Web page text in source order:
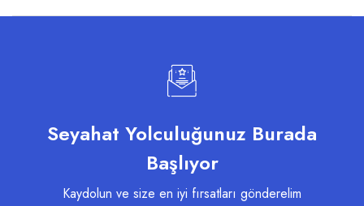
Seyahat Yolculuğunuz Burada
Başlıyor
Kaydolun ve size en iyi fırsatları gönderelim